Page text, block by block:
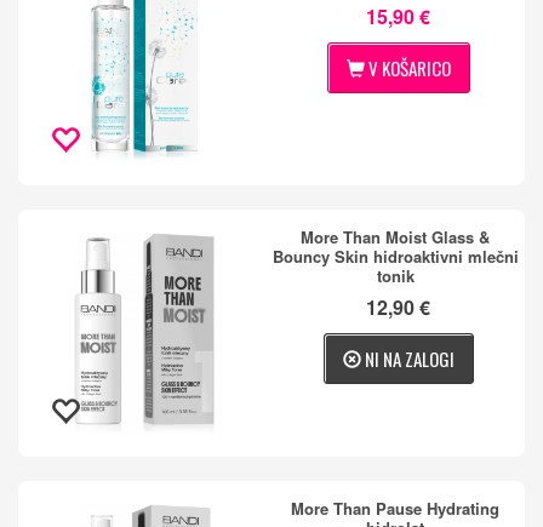
15,90 €
V KOŠARICO
More Than Moist Glass &
Bouncy Skin hidroaktivni mlečni
tonik
12,90 €
NI NA ZALOGI
More Than Pause Hydrating